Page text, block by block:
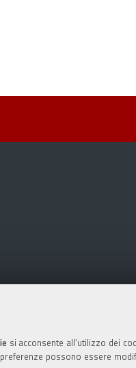
si acconsente all’utilizzo dei
possono essere